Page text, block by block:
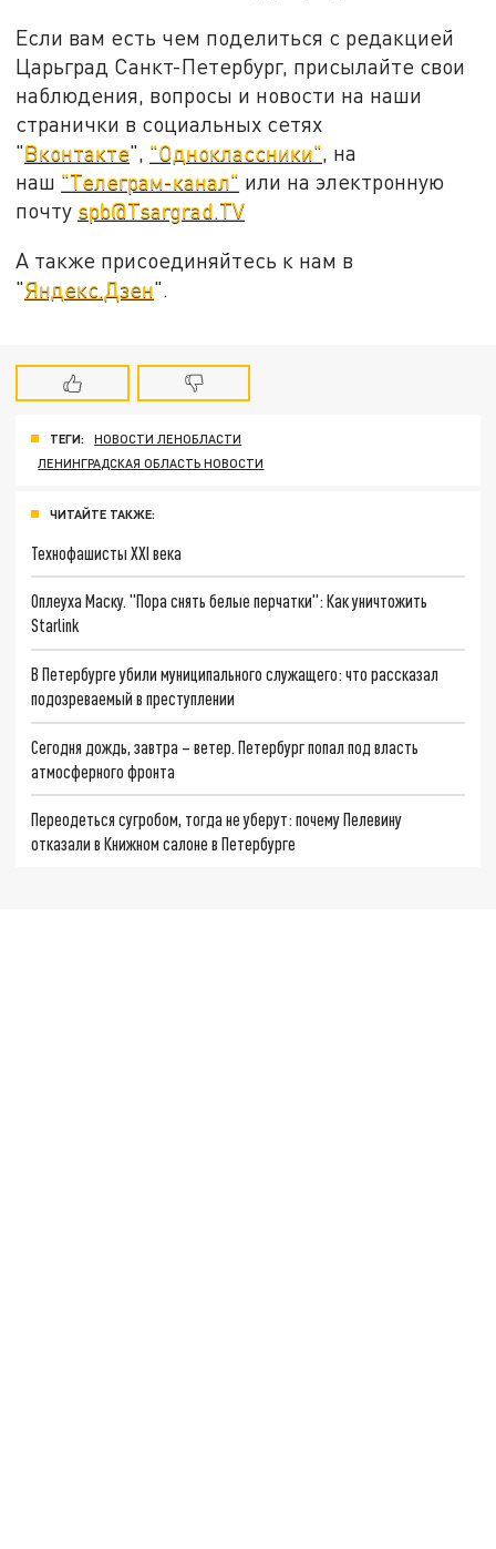
Если вам есть чем поделиться с редакцией
Царьград Санкт-Петербург, присылайте свои
наблюдения, вопросы и новости на наши
странички в социальных сетях
"Вконтакте", "Одноклассники" , на
наш "Телеграм-канал" или на электронную
почту spb@Tsargrad.TV
А также присоединяйтесь к нам в
"Яндекс.Дзен".
ТЕГИ:
НОВОСТИ ЛЕНОБЛАСТИ
ЛЕНИНГРАДСКАЯ ОБЛАСТЬ НОВОСТИ
ЧИТАЙТЕ ТАКЖЕ:
Технофашисты XXI века
Оплеуха Маску. "Пора снять белые перчатки": Как уничтожить
Starlink
В Петербурге убили муниципального служащего: что рассказал
подозреваемый в преступлении
Сегодня дождь, завтра – ветер. Петербург попал под власть
атмосферного фронта
Переодеться сугробом, тогда не уберут: почему Пелевину
отказали в Книжном салоне в Петербурге